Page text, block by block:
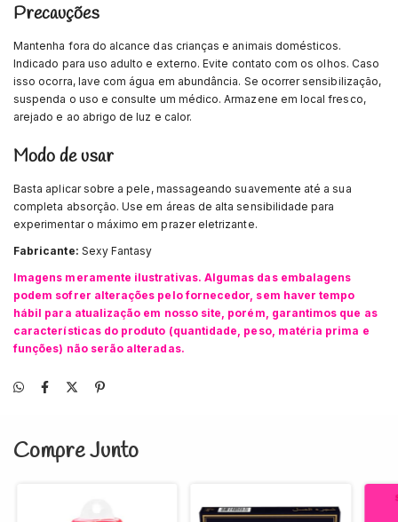
Precauções
Mantenha fora do alcance das crianças e animais domésticos.
Indicado para uso adulto e externo. Evite contato com os olhos. Caso
isso ocorra, lave com água em abundância. Se ocorrer sensibilização,
suspenda o uso e consulte um médico. Armazene em local fresco,
arejado e ao abrigo de luz e calor.
Modo de usar
Basta aplicar sobre a pele, massageando suavemente até a sua
completa absorção. Use em áreas de alta sensibilidade para
experimentar o máximo em prazer eletrizante.
Fabricante: Sexy Fantasy
Imagens meramente ilustrativas. Algumas das embalagens
podem sofrer alterações pelo fornecedor, sem haver tempo
hábil para atualização em nosso site, porém, garantimos que as
características do produto (quantidade, peso, matéria prima e
funções) não serão alteradas.
Compre Junto